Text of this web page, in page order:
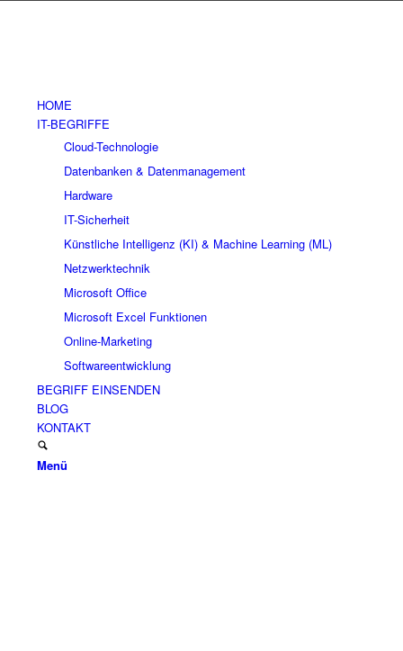
HOME
IT-BEGRIFFE
Cloud-Technologie
Datenbanken & Datenmanagement
Hardware
IT-Sicherheit
Künstliche Intelligenz (KI) & Machine Learning (ML)
Netzwerktechnik
Microsoft Office
Microsoft Excel Funktionen
Online-Marketing
Softwareentwicklung
BEGRIFF EINSENDEN
BLOG
KONTAKT
Menü